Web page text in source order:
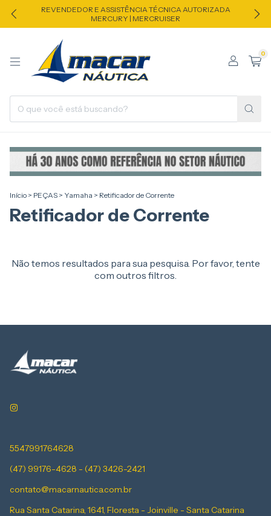
REVENDEDOR E ASSISTÊNCIA TÉCNICA AUTORIZADA
MERCURY | MERCRUISER
0
Início > PEÇAS > Yamaha > Retificador de Corrente
Retificador de Corrente
Não temos resultados para sua pesquisa. Por favor, tente
com outros filtros.
5547991764628
(47) 99176-4628 - (47) 3426-2421
contato@macarnautica.com.br
Rua Santa Catarina, 1641, Floresta - Joinville - Santa Catarina